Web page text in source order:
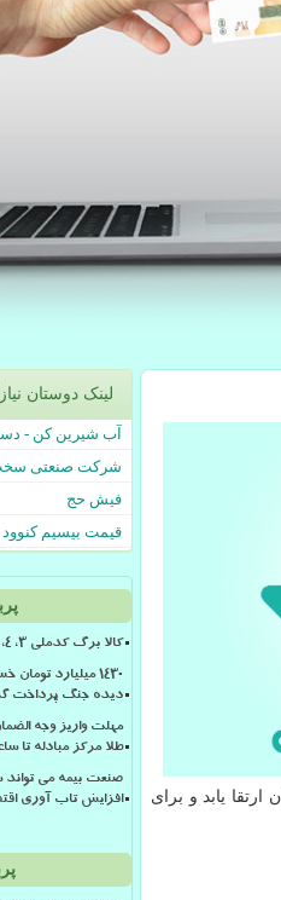
یابد و برای
لینک دوستان
آب شیرین کن -
شرکت صنعتی
فیش حج
قیمت بیسیم کنوود
کالا برگ کدملی 3، 4، 5 و 6 شارژ شد
۱۴۳۰ میلیارد
دیده جنگ پرداخت
مهلت واریز وجه
طلا مرکز مبادله تا ساعت ۲۴
صنعت بیمه می تواند
افزایش تاب آوری